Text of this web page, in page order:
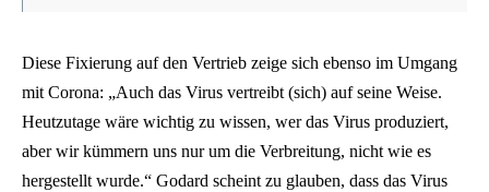
Diese Fixierung auf den Vertrieb zeige sich ebenso im Umgang
mit Corona: „Auch das Virus vertreibt (sich) auf seine Weise.
Heutzutage wäre wichtig zu wissen, wer das Virus produziert,
aber wir kümmern uns nur um die Verbreitung, nicht wie es
hergestellt wurde.“ Godard scheint zu glauben, dass das Virus